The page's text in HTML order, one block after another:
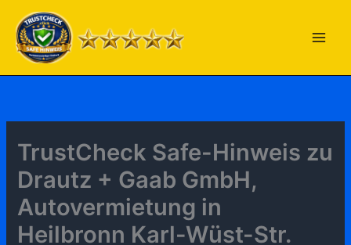
Inhalt
springen
TrustCheck Safe-Hinweis zu
Drautz + Gaab GmbH,
Autovermietung in
Heilbronn Karl-Wüst-Str.